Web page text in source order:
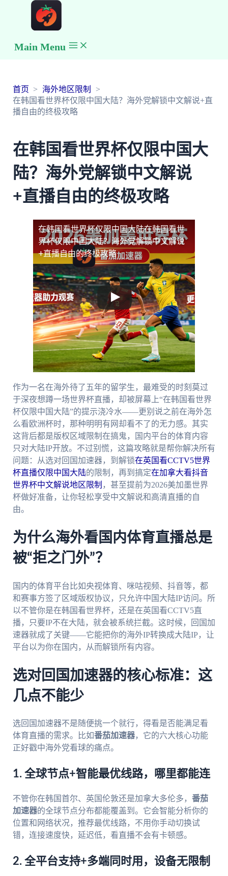
Main Menu
首页
海外地区限制
在韩国看世界杯仅限中国大陆？海外党解锁中文解说+直
播自由的终极攻略
在韩国看世界杯仅限中国大
陆？海外党解锁中文解说
+直播自由的终极攻略
在韩国看世界杯仅限中国大陆在韩国看世
界杯仅限中国大陆？海外党解锁中文解说
+直播自由的终极攻略
作为一名在海外待了五年的留学生，最难受的时刻莫过
于深夜想蹲一场世界杯直播，却被屏幕上“在韩国看世界
杯仅限中国大陆”的提示浇冷水——更别说之前在海外怎
么看欧洲杯时，那种明明有网却看不了的无力感。其实
这背后都是版权区域限制在搞鬼，国内平台的体育内容
只对大陆IP开放。不过别慌，这篇攻略就是帮你解决所有
问题：从选对回国加速器，到解锁在英国看CCTV5世界
杯直播仅限中国大陆的限制，再到搞定在加拿大看抖音
世界杯中文解说地区限制 ，甚至提前为2026美加墨世界
杯做好准备，让你轻松享受中文解说和高清直播的自
由。
为什么海外看国内体育直播总是
被“拒之门外”？
国内的体育平台比如央视体育、咪咕视频、抖音等，都
和赛事方签了区域版权协议，只允许中国大陆IP访问。所
以不管你是在韩国看世界杯，还是在英国看CCTV5直
播，只要IP不在大陆，就会被系统拦截。这时候，回国加
速器就成了关键——它能把你的海外IP转换成大陆IP，让
平台以为你在国内，从而解锁所有内容。
选对回国加速器的核心标准：这
几点不能少
选回国加速器不是随便挑一个就行，得看是否能满足看
体育直播的需求。比如番茄加速器，它的六大核心功能
正好戳中海外党看球的痛点。
1. 全球节点+智能最优线路，哪里都能连
不管你在韩国首尔、英国伦敦还是加拿大多伦多， 番茄
加速器的全球节点分布都能覆盖到。它会智能分析你的
位置和网络状况，推荐最优线路，不用你手动切换试
错，连接速度快，延迟低，看直播不会有卡顿感。
2. 全平台支持+多端同时用，设备无限制